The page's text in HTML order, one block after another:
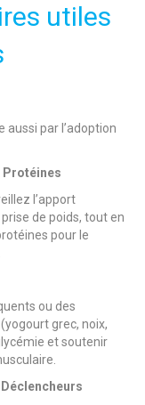
utiles
aussi par l’adoption
Protéines
l’apport
de poids, tout en
pour le
ou des
grec, noix,
et soutenir